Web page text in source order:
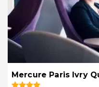
Mercure Paris Ivry